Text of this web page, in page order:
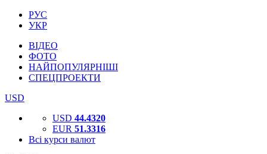
РУС
УКР
ВІДЕО
ФОТО
НАЙПОПУЛЯРНІШІ
СПЕЦПРОЕКТИ
USD
USD 44.4320
EUR 51.3316
Всі курси валют